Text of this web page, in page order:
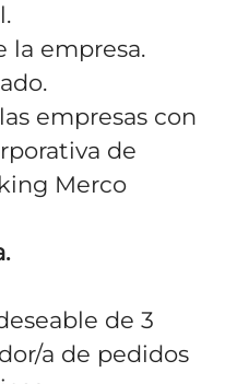
la empresa.
empresas con
de
Merco
de 3
a de pedidos